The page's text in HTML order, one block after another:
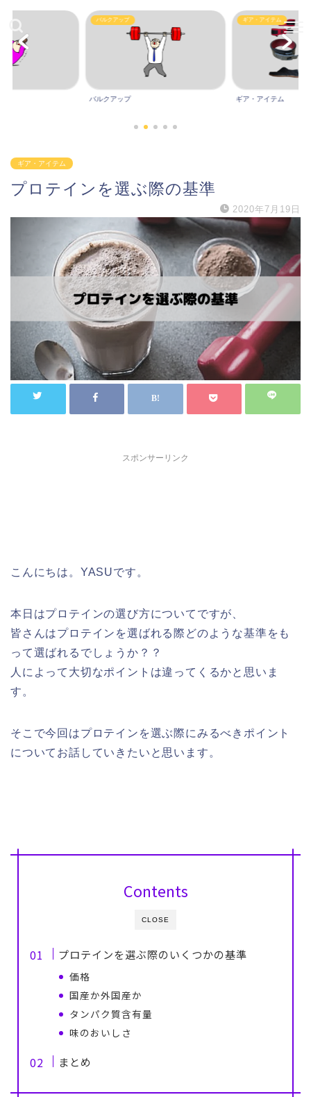
ギア・アイテム
ギア・アイテム
Other
Other
ギア・アイテム
プロテインを選ぶ際の基準
2020年7月19日
スポンサーリンク
こんにちは。YASUです。
本日はプロテインの選び方についてですが、
皆さんはプロテインを選ばれる際どのような基準をも
って選ばれるでしょうか？？
人によって大切なポイントは違ってくるかと思いま
す。
そこで今回はプロテインを選ぶ際にみるべきポイント
についてお話していきたいと思います。
CLOSE
Contents
プロテインを選ぶ際のいくつかの基準
価格
国産か外国産か
タンパク質含有量
味のおいしさ
まとめ